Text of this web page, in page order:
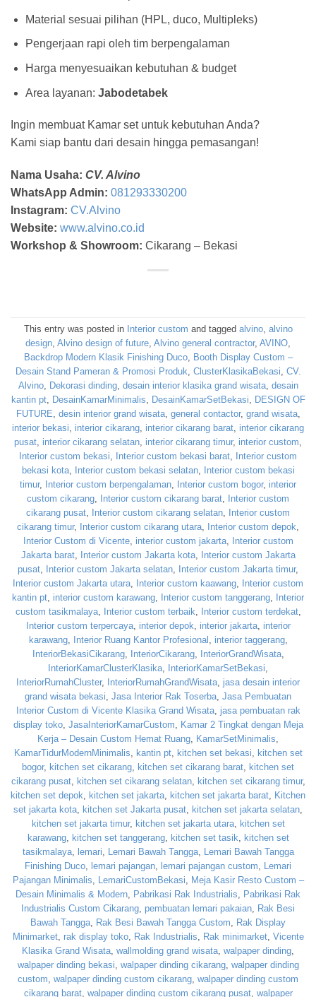
Material sesuai pilihan (HPL, duco, Multipleks)
Pengerjaan rapi oleh tim berpengalaman
Harga menyesuaikan kebutuhan & budget
Area layanan: Jabodetabek
Ingin membuat Kamar set untuk kebutuhan Anda?
Kami siap bantu dari desain hingga pemasangan!
Nama Usaha: CV. Alvino
WhatsApp Admin: 081293330200
Instagram: CV.Alvino
Website: www.alvino.co.id
Workshop & Showroom: Cikarang – Bekasi
This entry was posted in Interior custom and tagged alvino, alvino
design, Alvino design of future, Alvino general contractor, AVINO,
Backdrop Modern Klasik Finishing Duco, Booth Display Custom –
Desain Stand Pameran & Promosi Produk, ClusterKlasikaBekasi, CV.
Alvino, Dekorasi dinding, desain interior klasika grand wisata, desain
kantin pt, DesainKamarMinimalis, DesainKamarSetBekasi, DESIGN OF
FUTURE, desin interior grand wisata, general contactor, grand wisata,
interior bekasi, interior cikarang, interior cikarang barat, interior cikarang
pusat, interior cikarang selatan, interior cikarang timur, interior custom,
Interior custom bekasi, Interior custom bekasi barat,
Interior custom
bekasi kota, Interior custom bekasi selatan,
Interior custom bekasi
timur, Interior custom berpengalaman, Interior custom bogor, interior
custom cikarang, Interior custom cikarang barat,
Interior custom
cikarang pusat, Interior custom cikarang selatan,
Interior custom
cikarang timur, Interior custom cikarang utara, Interior custom depok,
Interior Custom di Vicente, interior custom jakarta,
Interior custom
Jakarta barat, Interior custom Jakarta kota,
Interior custom Jakarta
pusat, Interior custom Jakarta selatan, Interior custom Jakarta timur,
Interior custom Jakarta utara, Interior custom kaawang,
Interior custom
kantin pt, interior custom karawang, Interior custom tanggerang,
Interior
custom tasikmalaya, Interior custom terbaik, Interior custom terdekat,
Interior custom terpercaya, interior depok, interior jakarta, interior
karawang, Interior Ruang Kantor Profesional , interior taggerang,
InteriorBekasiCikarang, InteriorCikarang, InteriorGrandWisata,
InteriorKamarClusterKlasika, InteriorKamarSetBekasi,
InteriorRumahCluster, InteriorRumahGrandWisata, jasa desain interior
grand wisata bekasi, Jasa Interior Rak Toserba, Jasa Pembuatan
Interior Custom di Vicente Klasika Grand Wisata, jasa pembuatan rak
display toko, JasaInteriorKamarCustom, Kamar 2 Tingkat dengan Meja
Kerja – Desain Custom Hemat Ruang, KamarSetMinimalis,
KamarTidurModernMinimalis, kantin pt, kitchen set bekasi, kitchen set
bogor, kitchen set cikarang, kitchen set cikarang barat, kitchen set
cikarang pusat, kitchen set cikarang selatan, kitchen set cikarang timur,
kitchen set depok, kitchen set jakarta, kitchen set jakarta barat, Kitchen
set jakarta kota, kitchen set Jakarta pusat, kitchen set jakarta selatan,
kitchen set jakarta timur, kitchen set jakarta utara, kitchen set
karawang, kitchen set tanggerang, kitchen set tasik, kitchen set
tasikmalaya, lemari, Lemari Bawah Tangga, Lemari Bawah Tangga
Finishing Duco, lemari pajangan, lemari pajangan custom, Lemari
Pajangan Minimalis, LemariCustomBekasi, Meja Kasir Resto Custom –
Desain Minimalis & Modern, Pabrikasi Rak Industrialis, Pabrikasi Rak
Industrialis Custom Cikarang, pembuatan lemari pakaian, Rak Besi
Bawah Tangga, Rak Besi Bawah Tangga Custom, Rak Display
Minimarket, rak display toko, Rak Industrialis, Rak minimarket, Vicente
Klasika Grand Wisata, wallmolding grand wisata, walpaper dinding,
walpaper dinding bekasi, walpaper dinding cikarang, walpaper dinding
custom, walpaper dinding custom cikarang, walpaper dinding custom
cikarang barat, walpaper dinding custom cikarang pusat, walpaper